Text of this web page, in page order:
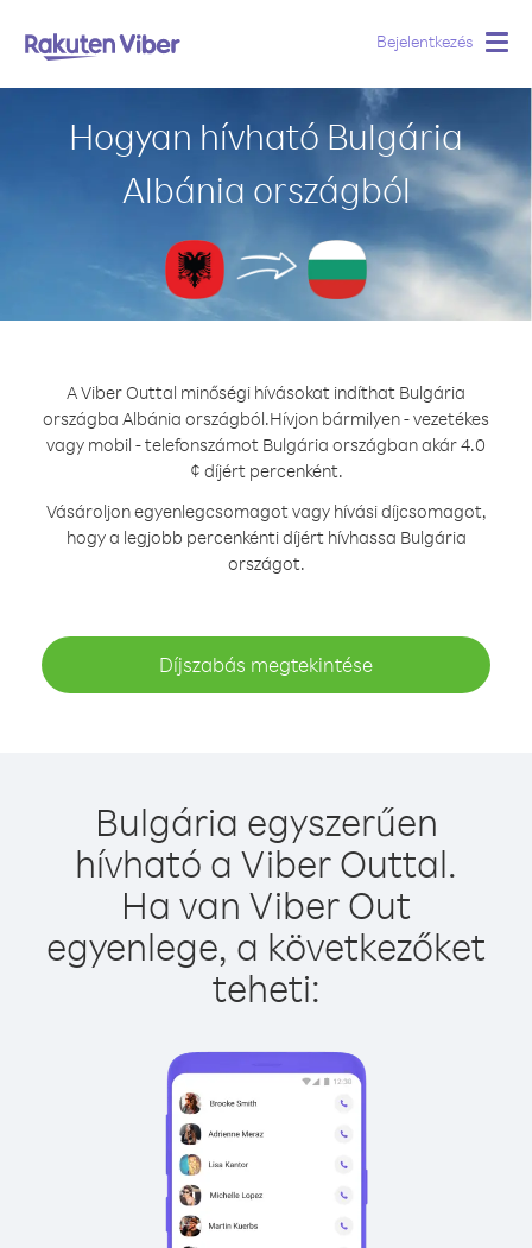
Bejelentkezés
Hogyan hívható Bulgária
Albánia országból
A Viber Outtal minőségi hívásokat indíthat Bulgária
országba Albánia országból.Hívjon bármilyen - vezetékes
vagy mobil - telefonszámot Bulgária országban akár 4.0
¢ díjért percenként.
Vásároljon egyenlegcsomagot vagy hívási díjcsomagot,
hogy a legjobb percenkénti díjért hívhassa Bulgária
országot.
Díjszabás megtekintése
Bulgária egyszerűen
hívható a Viber Outtal.
Ha van Viber Out
egyenlege, a következőket
teheti: